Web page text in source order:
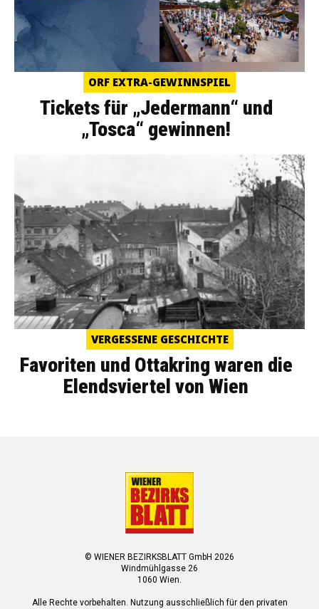
ORF EXTRA-GEWINNSPIEL
Tickets für „Jedermann“ und
„Tosca“ gewinnen!
VERGESSENE GESCHICHTE
Favoriten und Ottakring waren die
Elendsviertel von Wien
© WIENER BEZIRKSBLATT GmbH 2026
Windmühlgasse 26
1060 Wien.
Alle Rechte vorbehalten. Nutzung ausschließlich für den privaten